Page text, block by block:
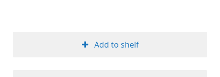
Add to shelf